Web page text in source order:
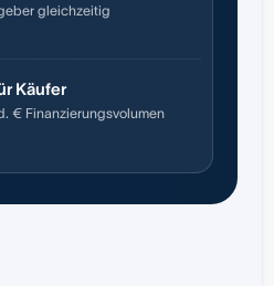
gleichzeitig
Käufer
€ Finanzierungsvolumen